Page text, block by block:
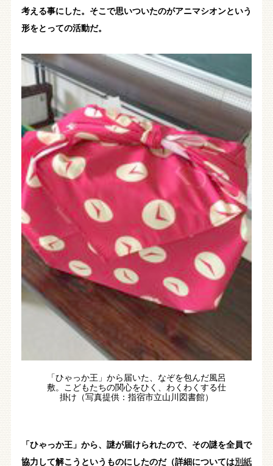
考える事にした。そこで思いついたのがアニマシオンという
形をとっての活動だ。
「ひゃっか王」から届いた、なぞを包んだ風呂
敷。こどもたちの関心をひく、わくわくする仕
掛け（写真提供：指宿市立山川図書館）
「ひゃっか王」から、謎が届けられたので、その謎を全員で
協力して解こうというものにしたのだ（詳細については別紙